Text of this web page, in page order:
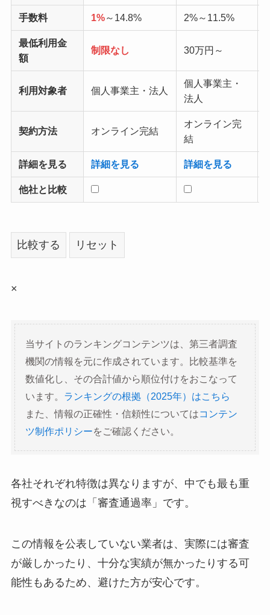
手数料 1%～14.8% 2%～11.5%
最低利用金
額
制限なし 30万円～
利用対象者 個人事業主・法人
個人事業主・
法人
契約方法 オンライン完結
オンライン完
結
詳細を見る 詳細を見る 詳細を見る
他社と比較
比較する リセット
×
当サイトのランキングコンテンツは、第三者調査
機関の情報を元に作成されています。比較基準を
数値化し、その合計値から順位付けをおこなって
います。 ランキングの根拠（2025年）はこちら
また、情報の正確性・信頼性についてはコンテン
ツ制作ポリシーをご確認ください。
各社それぞれ特徴は異なりますが、中でも最も重
視すべきなのは「審査通過率」です。
この情報を公表していない業者は、実際には審査
が厳しかったり、十分な実績が無かったりする可
能性もあるため、避けた方が安心です。